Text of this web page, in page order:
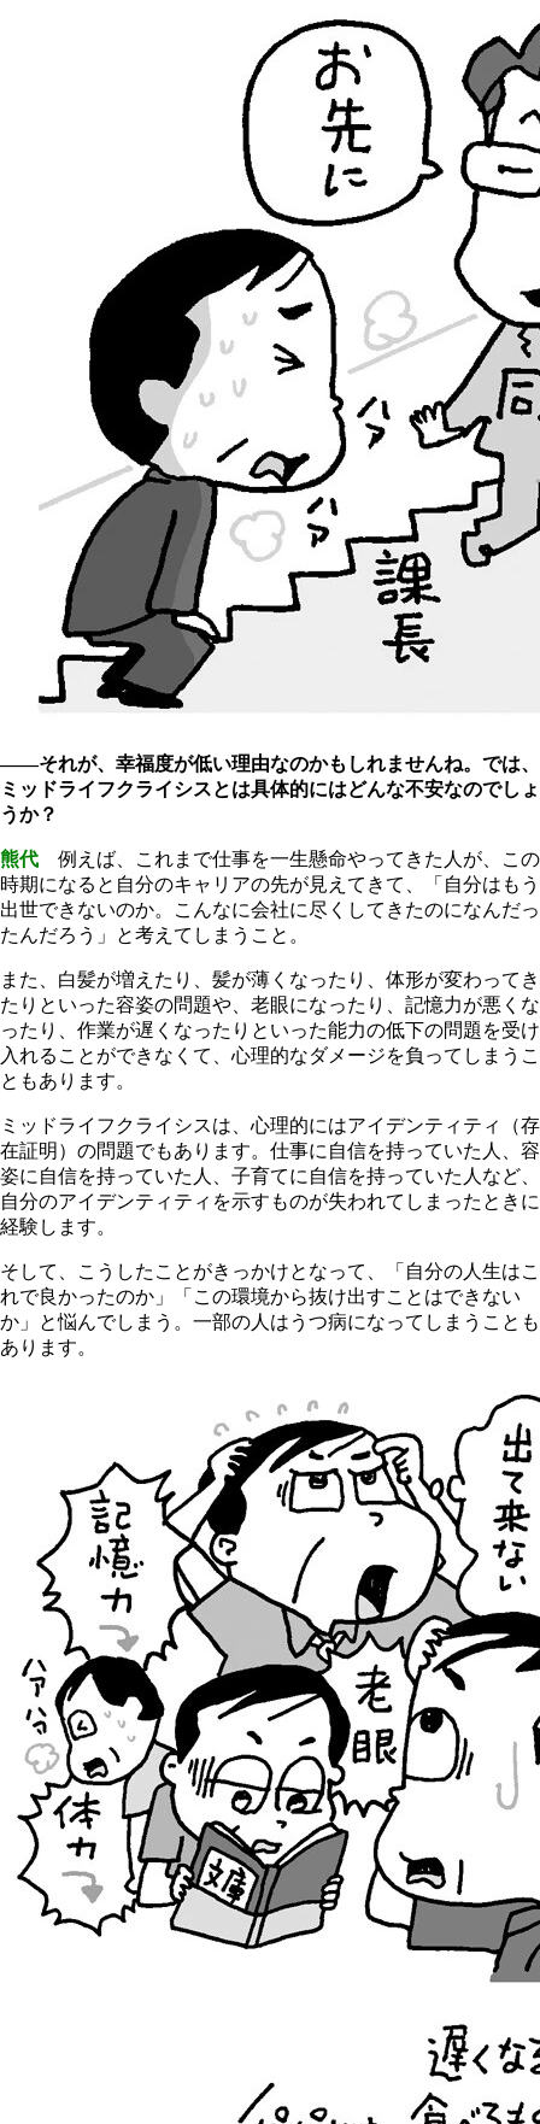
――それが、幸福度が低い理由なのかもしれませんね。では、
ミッドライフクライシスとは具体的にはどんな不安なのでしょ
うか？
熊代 例えば、これまで仕事を一生懸命やってきた人が、この
時期になると自分のキャリアの先が見えてきて、「自分はもう
出世できないのか。こんなに会社に尽くしてきたのになんだっ
たんだろう」と考えてしまうこと。
また、白髪が増えたり、髪が薄くなったり、体形が変わってき
たりといった容姿の問題や、老眼になったり、記憶力が悪くな
ったり、作業が遅くなったりといった能力の低下の問題を受け
入れることができなくて、心理的なダメージを負ってしまうこ
ともあります。
ミッドライフクライシスは、心理的にはアイデンティティ（存
在証明）の問題でもあります。仕事に自信を持っていた人、容
姿に自信を持っていた人、子育てに自信を持っていた人など、
自分のアイデンティティを示すものが失われてしまったときに
経験します。
そして、こうしたことがきっかけとなって、「自分の人生はこ
れで良かったのか」「この環境から抜け出すことはできない
か」と悩んでしまう。一部の人はうつ病になってしまうことも
あります。